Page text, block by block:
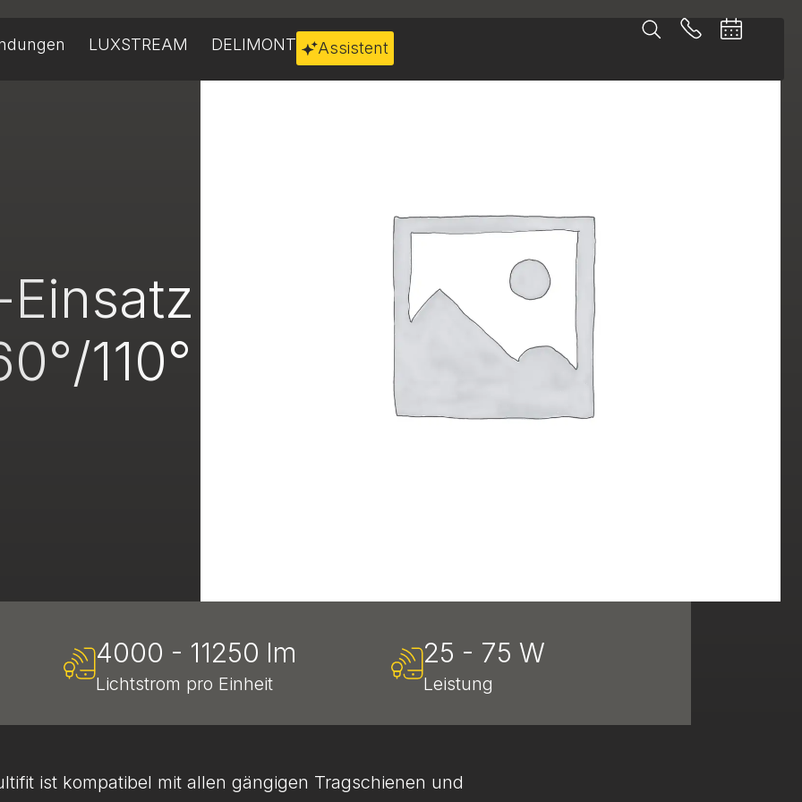
LUXSTREAM DELIMONT Assistent
110°
4000 - 11250 lm
Lichtstrom pro Einheit
25 - 75 W
Leistung
ist kompatibel mit allen gängigen Tragschienen und